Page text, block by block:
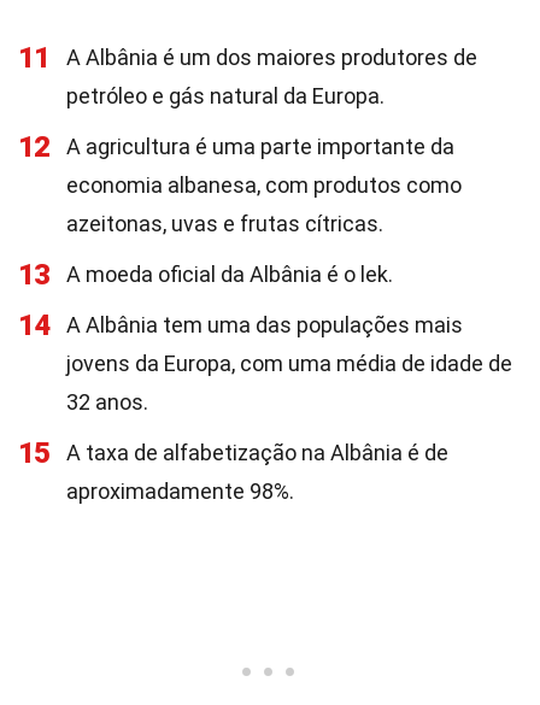
11
A Albânia é um dos maiores produtores de
petróleo e gás natural da Europa.
12
A agricultura é uma parte importante da
economia albanesa, com produtos como
azeitonas, uvas e frutas cítricas.
13 A moeda oficial da Albânia é o lek.
14
A Albânia tem uma das populações mais
jovens da Europa, com uma média de idade de
32 anos.
15
A taxa de alfabetização na Albânia é de
aproximadamente 98%.